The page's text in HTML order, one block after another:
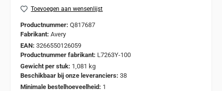
Toevoegen aan wensenlijst
Productnummer: Q817687
Fabrikant: Avery
EAN: 3266550126059
Productnummer fabrikant: L7263Y-100
Gewicht per stuk: 1,081 kg
Beschikbaar bij onze leveranciers: 38
Minimale bestelhoeveelheid: 1